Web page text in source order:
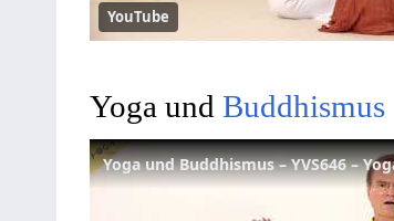
YouTube
Yoga undBuddhismus
Yoga und Buddhismus – YVS646 –